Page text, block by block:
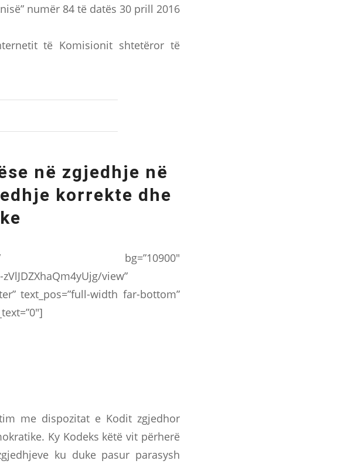
numër 84 të datës 30 prill 2016
të Komisionit shtetëror të
në zgjedhje në
korrekte dhe
bg=”10900″
view”
text_pos=”full-width far-bottom”
me dispozitat e Kodit zgjedhor
Ky Kodeks këtë vit përherë
ku duke pasur parasysh